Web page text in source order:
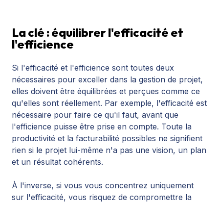
La clé : équilibrer l'efficacité et
l'efficience
Si l'efficacité et l'efficience sont toutes deux
nécessaires pour exceller dans la gestion de projet,
elles doivent être équilibrées et perçues comme ce
qu'elles sont réellement. Par exemple, l'efficacité est
nécessaire pour faire ce qu'il faut, avant que
l'efficience puisse être prise en compte. Toute la
productivité et la facturabilité possibles ne signifient
rien si le projet lui-même n'a pas une vision, un plan
et un résultat cohérents.
À l'inverse, si vous vous concentrez uniquement
sur l'efficacité, vous risquez de compromettre la